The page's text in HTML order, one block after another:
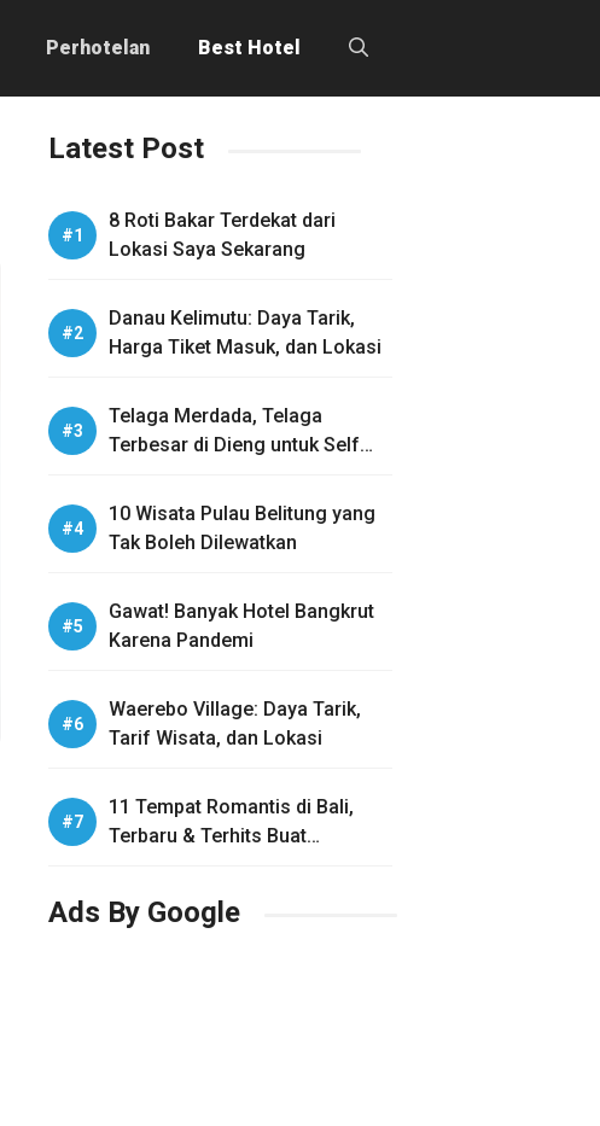
Perhotelan Best Hotel
Latest Post
8 Roti Bakar Terdekat dari
Lokasi Saya Sekarang
Danau Kelimutu: Daya Tarik,
Harga Tiket Masuk, dan Lokasi
Telaga Merdada, Telaga
Terbesar di Dieng untuk Self
10 Wisata Pulau Belitung yang
Tak Boleh Dilewatkan
Gawat! Banyak Hotel Bangkrut
Karena Pandemi
Waerebo Village: Daya Tarik,
Tarif Wisata, dan Lokasi
11 Tempat Romantis di Bali,
Terbaru & Terhits Buat
Ads By Google